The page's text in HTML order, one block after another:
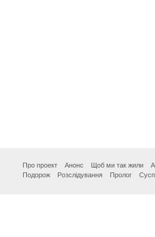
Про проект Анонс Щоб ми так жили
Подорож
Розслідування Пролог